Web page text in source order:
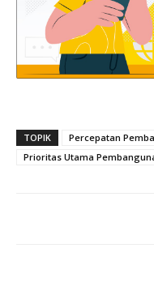
TOPIK
Percepatan
Prioritas Utama